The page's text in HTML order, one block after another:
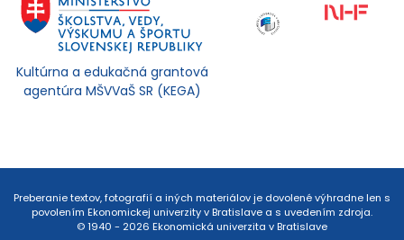
Kultúrna a edukačná grantová
agentúra MŠVVaŠ SR (KEGA)
Preberanie textov, fotografií a iných materiálov je dovolené výhradne len s
povolením Ekonomickej univerzity v Bratislave a s uvedením zdroja.
© 1940 - 2026 Ekonomická univerzita v Bratislave